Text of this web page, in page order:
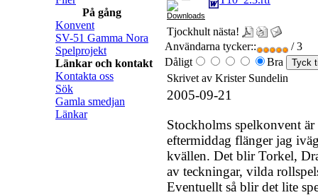
På gång
Konvent
SV-51 Gamma Nora
Spelprojekt
Länkar och kontakt
Kontakta oss
Sök
Gamla smedjan
Länkar
Tjockhult nästa!
Användarna tycker::
/ 3
Dåligt
Bra
Skrivet av Krister Sundelin
2005-09-21
Stockholms spelkonvent är
eftermiddag flänger jag
kvällen. Det blir Torkel,
av teckningar, vilda
Eventuellt så blir det lite